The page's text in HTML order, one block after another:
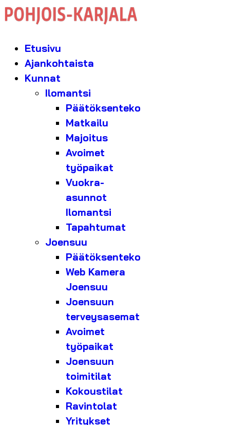
Etusivu
Ajankohtaista
Kunnat
Ilomantsi
Päätöksenteko
Matkailu
Majoitus
Avoimet
työpaikat
Vuokra-
asunnot
Ilomantsi
Tapahtumat
Joensuu
Päätöksenteko
Web Kamera
Joensuu
Joensuun
terveysasemat
Avoimet
työpaikat
Joensuun
toimitilat
Kokoustilat
Ravintolat
Yritykset